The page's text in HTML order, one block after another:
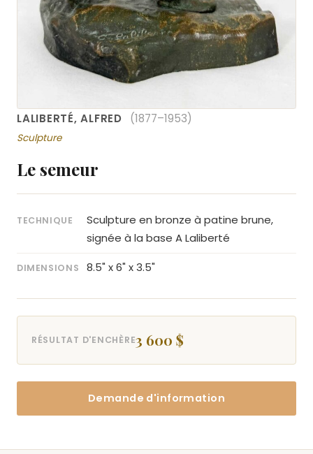
LALIBERTÉ, ALFRED (1877–1953)
Sculpture
Le semeur
TECHNIQUE
Sculpture en bronze à patine brune,
signée à la base A Laliberté
DIMENSIONS 8.5" x 6" x 3.5"
RÉSULTAT D'ENCHÈRE3 600 $
Demande d'information